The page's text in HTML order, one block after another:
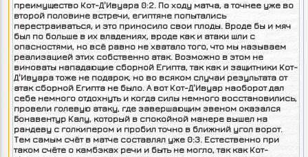
преимущество Кот-Д'Ивуара 0:2. По ходу матча, а точнее уже во
второй половине встречи, египтяне попытались
перестраиваться, и это приносило свои плоды. Вроде бы и мяч
был по больше в их владениях, вроде как и атаки шли с
опасностями, но всё равно не хватало того, что мы называем
реализацией этих собственно атак. Возможно в этом не
виноваты нападающие сборной Египта, так как и защитники Кот-
Д'Ивуара тоже не подарок, но во всяком случаи результата от
атак сборной Египта не было. А вотКот-Д'Ивуар наоборот дал
себе немного отдохнуть и когда силы немного восстановились,
провели голевую атаку, где завершающим звеном оказался
Бонавентур Калу, который в спокойной манере вышел на
рандеву с голкипером и пробил точно в ближний угол ворот.
Тем самым счёт в матче составлял уже 0:3. Естественно при
таком счёте о камбэках речи и быть не могло, так какКот-